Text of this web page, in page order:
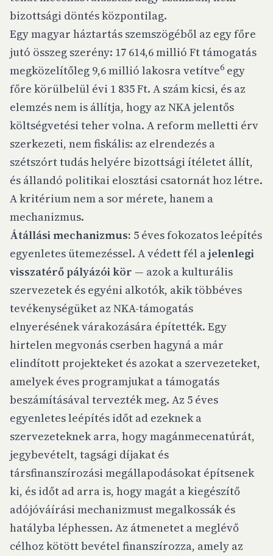
bizottsági döntés központilag.
Egy magyar háztartás szemszögéből az egy főre
jutó összeg szerény: 17 614,6 millió Ft támogatás
megközelítőleg 9,6 millió lakosra vetítve6 egy
főre körülbelül évi 1 835 Ft. A szám kicsi, és az
elemzés nem is állítja, hogy az NKA jelentős
költségvetési teher volna. A reform melletti érv
szerkezeti, nem fiskális: az elrendezés a
szétszórt tudás helyére bizottsági ítéletet állít,
és állandó politikai elosztási csatornát hoz létre.
A kritérium nem a sor mérete, hanem a
mechanizmus.
Átállási mechanizmus: 5 éves fokozatos leépítés
egyenletes ütemezéssel. A védett fél ajelenlegi
visszatérő pályázói kör — azok a kulturális
szervezetek és egyéni alkotók, akik többéves
tevékenységüket az NKA-támogatás
elnyerésének várakozására építették. Egy
hirtelen megvonás cserben hagyná a már
elindított projekteket és azokat a szervezeteket,
amelyek éves programjukat a támogatás
beszámításával tervezték meg. Az 5 éves
egyenletes leépítés időt ad ezeknek a
szervezeteknek arra, hogy magánmecenatúrát,
jegybevételt, tagsági díjakat és
társfinanszírozási megállapodásokat építsenek
ki, és időt ad arra is, hogy magát a kiegészítő
adójóváírási mechanizmust megalkossák és
hatályba léphessen. Az átmenetet a meglévő
célhoz kötött bevétel finanszírozza, amely az